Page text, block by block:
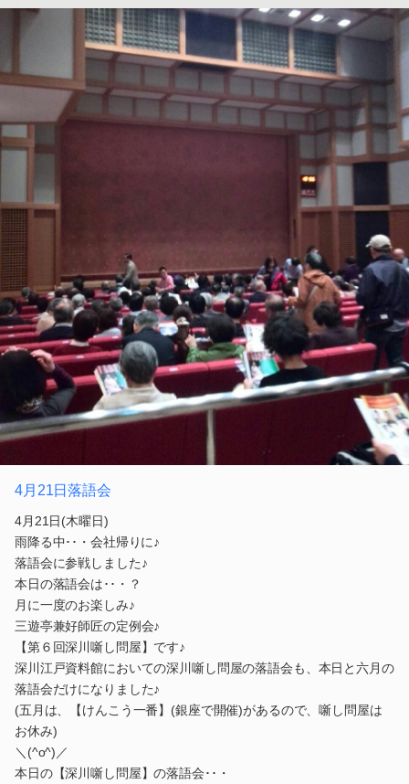
4月21日落語会
4月21日(木曜日)
雨降る中･･・会社帰りに♪
落語会に参戦しました♪
本日の落語会は･･・？
月に一度のお楽しみ♪
三遊亭兼好師匠の定例会♪
【第６回深川噺し問屋】です♪
深川江戸資料館においての深川噺し問屋の落語会も、本日と六月の
落語会だけになりました♪
(五月は、【けんこう一番】(銀座で開催)があるので、噺し問屋は
お休み)
＼(^o^)／
本日の【深川噺し問屋】の落語会･･・